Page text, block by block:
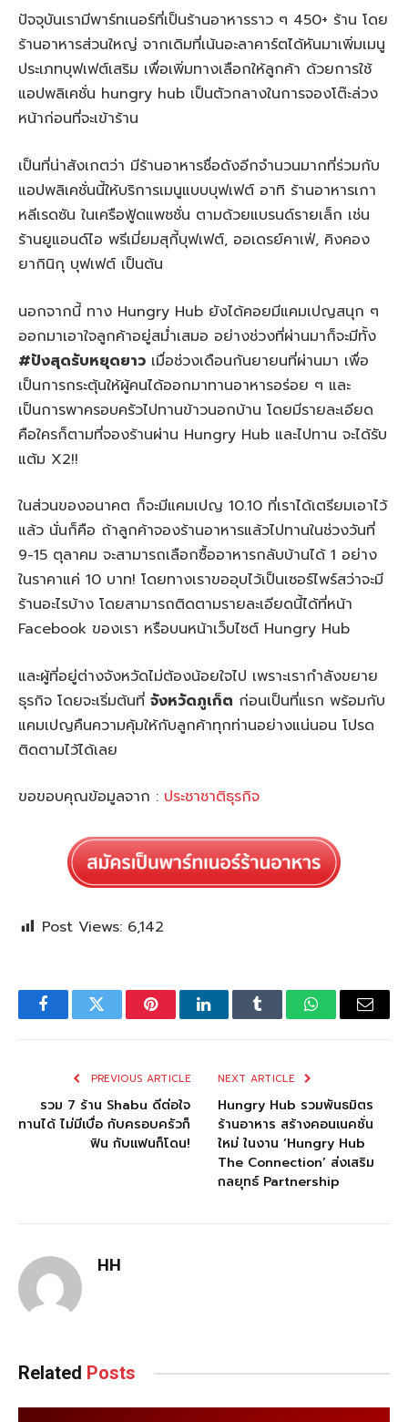
ปัจจุบันเรามีพาร์ทเนอร์ที่เป็นร้านอาหารราว ๆ 450+ ร้าน โดย
ร้านอาหารส่วนใหญ่ จากเดิมที่เน้นอะลาคาร์ตได้หันมาเพิ่มเมนู
ประเภทบุฟเฟต์เสริม เพื่อเพิ่มทางเลือกให้ลูกค้า ด้วยการใช้
แอปพลิเคชั่น hungry hub เป็นตัวกลางในการจองโต๊ะล่วง
หน้าก่อนที่จะเข้าร้าน
เป็นที่น่าสังเกตว่า มีร้านอาหารชื่อดังอีกจำนวนมากที่ร่วมกับ
แอปพลิเคชั่นนี้ให้บริการเมนูแบบบุฟเฟต์ อาทิ ร้านอาหารเกา
หลีเรดซัน ในเครือฟู้ดแพชชั่น ตามด้วยแบรนด์รายเล็ก เช่น
ร้านยูแอนด์ไอ พรีเมี่ยมสุกี้บุฟเฟต์, ออเดรย์คาเฟ่, คิงคอง
ยากินิกุ บุฟเฟต์ เป็นต้น
นอกจากนี้ ทาง Hungry Hub ยังได้คอยมีแคมเปญสนุก ๆ
ออกมาเอาใจลูกค้าอยู่สม่ำเสมอ อย่างช่วงที่ผ่านมาก็จะมีทั้ง
#ปังสุดรับหยุดยาว เมื่อช่วงเดือนกันยายนที่ผ่านมา เพื่อ
เป็นการกระตุ้นให้ผู้คนได้ออกมาทานอาหารอร่อย ๆ และ
เป็นการพาครอบครัวไปทานข้าวนอกบ้าน โดยมีรายละเอียด
คือใครก็ตามที่จองร้านผ่าน Hungry Hub และไปทาน จะได้รับ
แต้ม X2!!
ในส่วนของอนาคต ก็จะมีแคมเปญ 10.10 ที่เราได้เตรียมเอาไว้
แล้ว นั่นก็คือ ถ้าลูกค้าจองร้านอาหารแล้วไปทานในช่วงวันที่
9-15 ตุลาคม จะสามารถเลือกซื้ออาหารกลับบ้านได้ 1 อย่าง
ในราคาแค่ 10 บาท! โดยทางเราขออุบไว้เป็นเซอร์ไพร์สว่าจะมี
ร้านอะไรบ้าง โดยสามารถติดตามรายละเอียดนี้ได้ที่หน้า
Facebook ของเรา หรือบนหน้าเว็บไซต์ Hungry Hub
และผู้ที่อยู่ต่างจังหวัดไม่ต้องน้อยใจไป เพราะเรากำลังขยาย
ธุรกิจ โดยจะเริ่มต้นที่ จังหวัดภูเก็ต ก่อนเป็นที่แรก พร้อมกับ
แคมเปญคืนความคุ้มให้กับลูกค้าทุกท่านอย่างแน่นอน โปรด
ติดตามไว้ได้เลย
ขอขอบคุณข้อมูลจาก : ประชาชาติธุรกิจ
Post Views: 6,142
FacebookTwitter PinterestLinkedInTumblr WhatsAppEmail
PREVIOUS ARTICLE
รวม 7 ร้าน Shabu ดีต่อใจ
ทานได้ ไม่มีเบื่อ กับครอบครัวก็
ฟิน กับแฟนก็โดน!
NEXT ARTICLE
Hungry Hub รวมพันธมิตร
ร้านอาหาร สร้างคอนเนคชั่น
ใหม่ ในงาน ‘Hungry Hub
The Connection’ ส่งเสริม
กลยุทธ์ Partnership
HH
Related Posts